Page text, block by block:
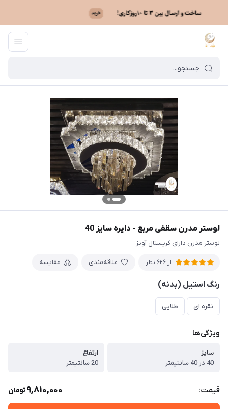
ماه نو / فهرست محصولات
لوستر مدرن سقفی مربع - دایره سایز 40
لوستر مدرن دارای کریستال آویز
از 626 نظر علاقه‌مندی مقایسه
رنگ استیل (بدنه)
نقره ای طلایی
ویژگی‌ها
سایز
40 در 40 سانتیمتر
ارتفاع
20 سانتیمتر
قیمت: 9,810,000تومان